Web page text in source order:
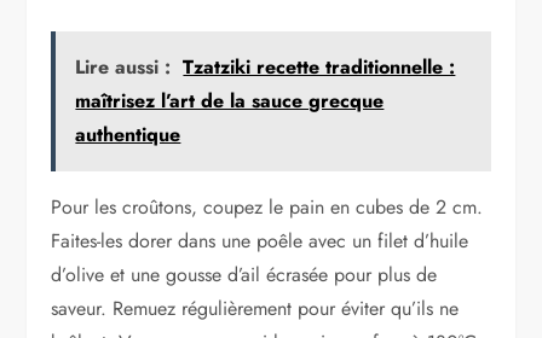
Lire aussi : Tzatziki recette traditionnelle :
maîtrisez l’art de la sauce grecque
authentique
Pour les croûtons, coupez le pain en cubes de 2 cm.
Faites-les dorer dans une poêle avec un filet d’huile
d’olive et une gousse d’ail écrasée pour plus de
saveur. Remuez régulièrement pour éviter qu’ils ne